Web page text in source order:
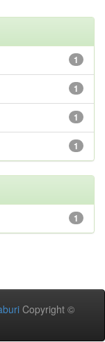
1
1
1
1
1
Copyright ©